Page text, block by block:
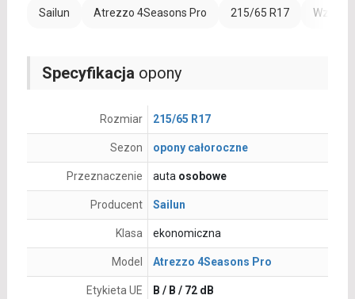
Sailun Atrezzo 4Seasons Pro 215/65 R17
Specyfikacja opony
Rozmiar 215/65 R17
Sezon opony całoroczne
Przeznaczenie auta osobowe
Producent Sailun
Klasa ekonomiczna
Model Atrezzo 4Seasons Pro
Etykieta UE B / B / 72 dB